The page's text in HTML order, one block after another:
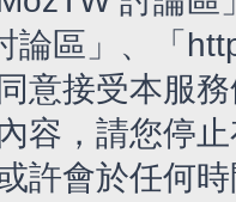
論區」、「
意接受本服
容，請您停
許會於任何